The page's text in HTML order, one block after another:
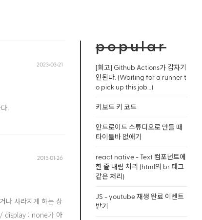
2023‧03‧21
.
2015‧01‧26
나 사라지게 하는 상
display : none가 아
popular
[회고] Github Actions가 갑자기
안된다. (Waiting for a runner t
o pick up this job…)
키보드 키 코드
안드로이드 스튜디오로 만들 때
타이틀바 없애기
react native - Text 컴포넌트에
한 줄 내림 처리 (html의 br 태그
같은 처리)
JS - youtube 재생 완료 이벤트
받기